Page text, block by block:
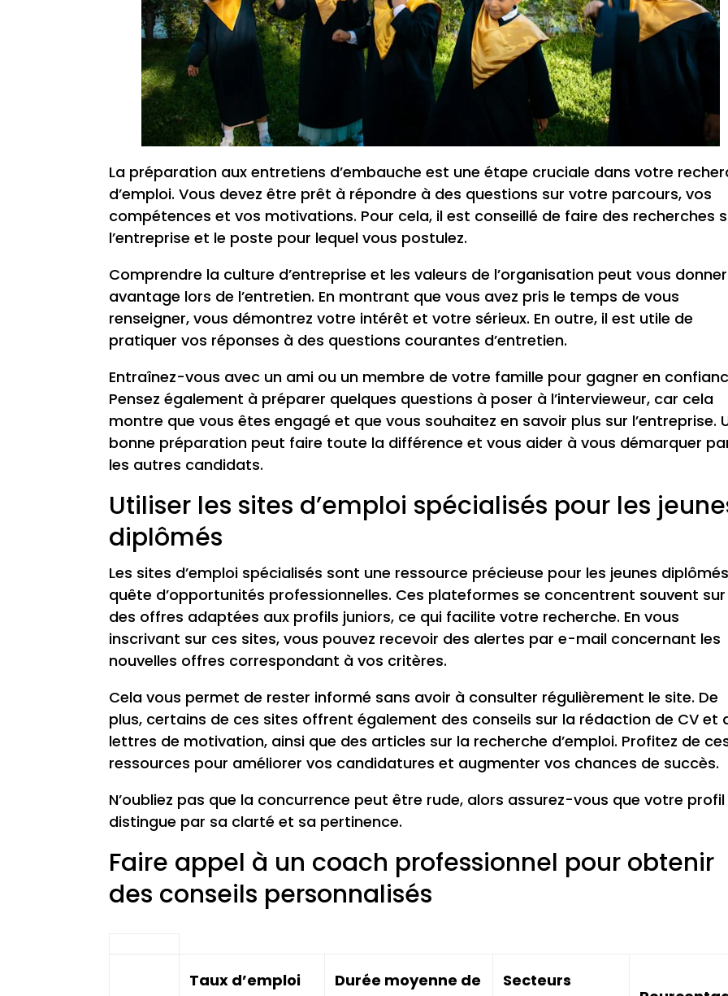
La préparation aux entretiens d’embauche est une étape cruciale dans votre
d’emploi. Vous devez être prêt à répondre à des questions sur votre parcours, vos
compétences et vos motivations. Pour cela, il est conseillé de faire des recherches
l’entreprise et le poste pour lequel vous postulez.
Comprendre la culture d’entreprise et les valeurs de l’organisation peut vous
avantage lors de l’entretien. En montrant que vous avez pris le temps de vous
renseigner, vous démontrez votre intérêt et votre sérieux. En outre, il est utile de
pratiquer vos réponses à des questions courantes d’entretien.
Entraînez-vous avec un ami ou un membre de votre famille pour gagner en
Pensez également à préparer quelques questions à poser à l’intervieweur, car cela
montre que vous êtes engagé et que vous souhaitez en savoir plus sur l’entreprise.
bonne préparation peut faire toute la différence et vous aider à vous démarquer
les autres candidats.
Utiliser les sites d’emploi spécialisés pour les
diplômés
Les sites d’emploi spécialisés sont une ressource précieuse pour les jeunes
quête d’opportunités professionnelles. Ces plateformes se concentrent souvent sur
des offres adaptées aux profils juniors, ce qui facilite votre recherche. En vous
inscrivant sur ces sites, vous pouvez recevoir des alertes par e-mail concernant les
nouvelles offres correspondant à vos critères.
Cela vous permet de rester informé sans avoir à consulter régulièrement le site. De
plus, certains de ces sites offrent également des conseils sur la rédaction de CV et
lettres de motivation, ainsi que des articles sur la recherche d’emploi. Profitez de
ressources pour améliorer vos candidatures et augmenter vos chances de succès.
N’oubliez pas que la concurrence peut être rude, alors assurez-vous que votre profil
distingue par sa clarté et sa pertinence.
Faire appel à un coach professionnel pour obtenir
des conseils personnalisés
Taux d’emploi Durée moyenne de
Secteurs